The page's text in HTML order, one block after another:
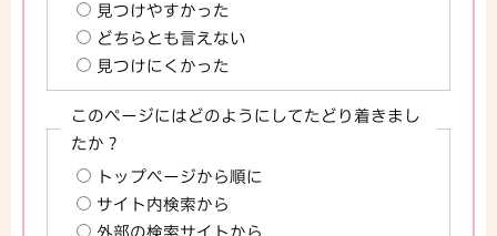
見つけやすかった
どちらとも言えない
見つけにくかった
このページにはどのようにしてたどり着きまし
たか？
トップページから順に
サイト内検索から
外部の検索サイトから